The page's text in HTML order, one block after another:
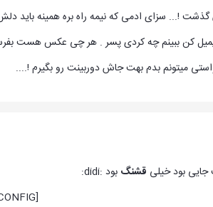
گذشت !... سزای ادمی که نیمه راه بره همینه باید
کن ببینم چه کردی پسر . هر چی عکس هست
بود خیلی قشنگ بود :didi:
[ATTACH=CONFIG]2846[/ATTACH]